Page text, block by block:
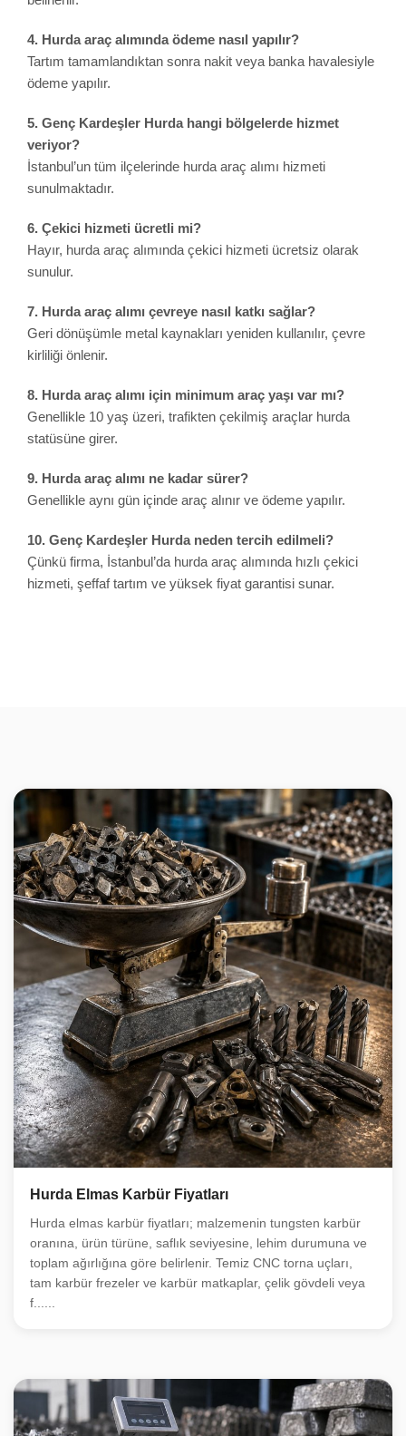
4. Hurda araç alımında ödeme nasıl yapılır?
Tartım tamamlandıktan sonra nakit veya banka havalesiyle
ödeme yapılır.
5. Genç Kardeşler Hurda hangi bölgelerde hizmet
veriyor?
İstanbul’un tüm ilçelerinde hurda araç alımı hizmeti
sunulmaktadır.
6. Çekici hizmeti ücretli mi?
Hayır, hurda araç alımında çekici hizmeti ücretsiz olarak
sunulur.
7. Hurda araç alımı çevreye nasıl katkı sağlar?
Geri dönüşümle metal kaynakları yeniden kullanılır, çevre
kirliliği önlenir.
8. Hurda araç alımı için minimum araç yaşı var mı?
Genellikle 10 yaş üzeri, trafikten çekilmiş araçlar hurda
statüsüne girer.
9. Hurda araç alımı ne kadar sürer?
Genellikle aynı gün içinde araç alınır ve ödeme yapılır.
10. Genç Kardeşler Hurda neden tercih edilmeli?
Çünkü firma, İstanbul’da hurda araç alımında hızlı çekici
hizmeti, şeffaf tartım ve yüksek fiyat garantisi sunar.
Hurda Elmas Karbür Fiyatları
Hurda elmas karbür fiyatları; malzemenin tungsten karbür
oranına, ürün türüne, saflık seviyesine, lehim durumuna ve
toplam ağırlığına göre belirlenir. Temiz CNC torna uçları,
tam karbür frezeler ve karbür matkaplar, çelik gövdeli veya
f......